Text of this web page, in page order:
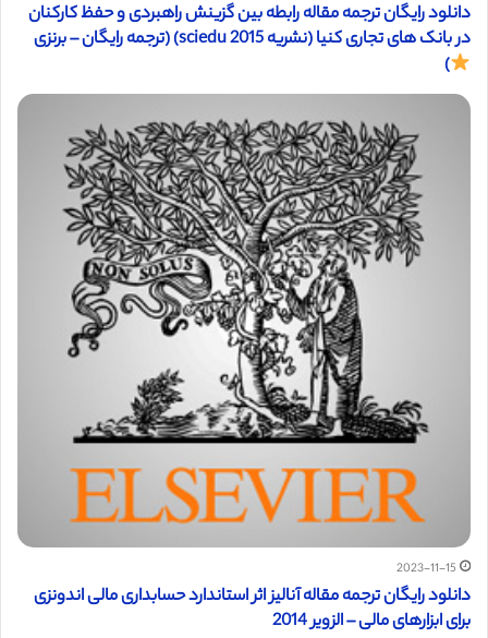
دانلود رایگان ترجمه مقاله رابطه بین گزینش راهبردی و حفظ کارکنان
در بانک های تجاری کنیا (نشریه sciedu 2015) (ترجمه رایگان – برنزی
)
2023-11-15
دانلود رایگان ترجمه مقاله آنالیز اثر استاندارد حسابداری مالی اندونزی
برای ابزارهای مالی – الزویر 2014